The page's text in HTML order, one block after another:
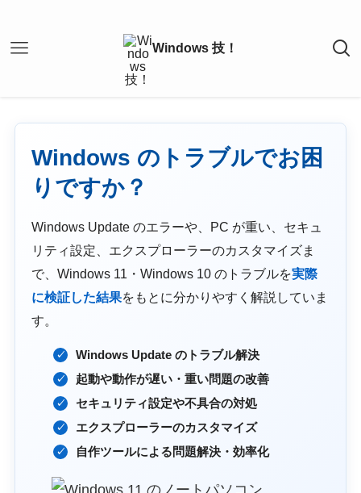
Windows のトラブルでお困
りですか？
Windows Update のエラーや、PC が重い、セキュ
リティ設定、エクスプローラーのカスタマイズま
で、Windows 11・Windows 10 のトラブルを実際
に検証した結果をもとに分かりやすく解説していま
す。
Windows Update のトラブル解決
起動や動作が遅い・重い問題の改善
セキュリティ設定や不具合の対処
エクスプローラーのカスタマイズ
自作ツールによる問題解決・効率化